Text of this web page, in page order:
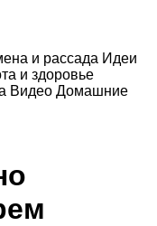
и рассада Идеи
и здоровье
Видео Домашние